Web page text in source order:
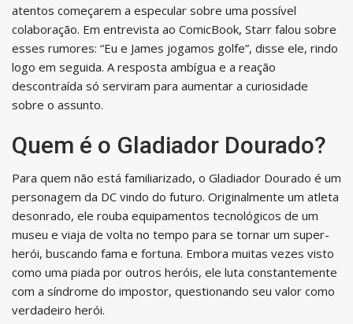
atentos começarem a especular sobre uma possível
colaboração. Em entrevista ao ComicBook, Starr falou sobre
esses rumores: “Eu e James jogamos golfe”, disse ele, rindo
logo em seguida. A resposta ambígua e a reação
descontraída só serviram para aumentar a curiosidade
sobre o assunto.
Quem é o Gladiador Dourado?
Para quem não está familiarizado, o Gladiador Dourado é um
personagem da DC vindo do futuro. Originalmente um atleta
desonrado, ele rouba equipamentos tecnológicos de um
museu e viaja de volta no tempo para se tornar um super-
herói, buscando fama e fortuna. Embora muitas vezes visto
como uma piada por outros heróis, ele luta constantemente
com a síndrome do impostor, questionando seu valor como
verdadeiro herói.